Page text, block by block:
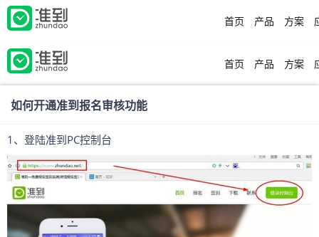
首页 产品 方案
首页 产品 方案
如何开通准到报名审核功能
1、登陆准到PC控制台